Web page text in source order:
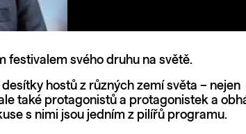
festivalem svého druhu na světě.
hostů z různých zemí světa – nejen
také protagonistů a protagonistek a
s nimi jsou jedním z pilířů programu.